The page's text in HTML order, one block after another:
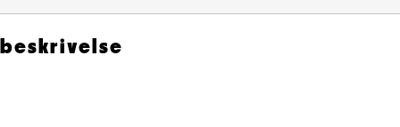
beskrivelse